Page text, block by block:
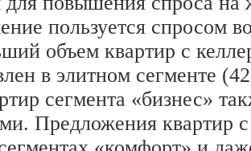
пользуется спросом
объем квартир с
в элитном сегменте
сегмента «бизнес»
Предложения квартир